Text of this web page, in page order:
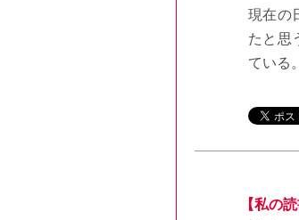
現在の
たと思
ている。
【私の